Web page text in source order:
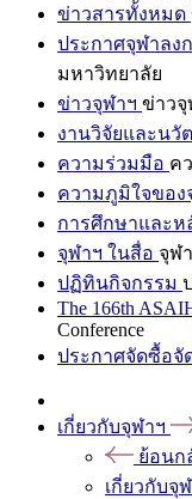
ข่าวสารทั้งหมด
ประกาศจุฬาลง
มหาวิทยาลัย
ข่าวจุฬาฯ ข่าวจุ
งานวิจัยและนวั
ความร่วมมือ ค
ความภูมิใจของ
การศึกษาและห
จุฬาฯ ในสื่อ จุฬ
ปฏิทินกิจกรรม
The 166th
Conference
ประกาศจัดซื้อจั
เกี่ยวกับจุฬาฯ
ย้อนก
เกี่ยวกับจุ